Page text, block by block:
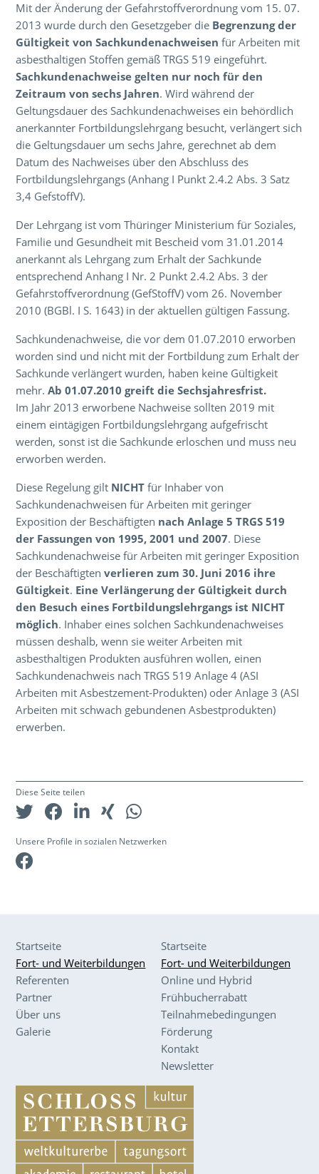
Mit der Änderung der Gefahrstoffverordnung vom 15. 07.
2013 wurde durch den Gesetzgeber die Begrenzung der
Gültigkeit von Sachkundenachweisen für Arbeiten mit
asbesthaltigen Stoffen gemäß TRGS 519 eingeführt.
Sachkundenachweise gelten nur noch für den
Zeitraum von sechs Jahren. Wird während der
Geltungsdauer des Sachkundenachweises ein behördlich
anerkannter Fortbildungslehrgang besucht, verlängert sich
die Geltungsdauer um sechs Jahre, gerechnet ab dem
Datum des Nachweises über den Abschluss des
Fortbildungslehrgangs (Anhang I Punkt 2.4.2 Abs. 3 Satz
3,4 GefstoffV).
Der Lehrgang ist vom Thüringer Ministerium für Soziales,
Familie und Gesundheit mit Bescheid vom 31.01.2014
anerkannt als Lehrgang zum Erhalt der Sachkunde
entsprechend Anhang I Nr. 2 Punkt 2.4.2 Abs. 3 der
Gefahrstoffverordnung (GefStoffV) vom 26. November
2010 (BGBl. I S. 1643) in der aktuellen gültigen Fassung.
Sachkundenachweise, die vor dem 01.07.2010 erworben
worden sind und nicht mit der Fortbildung zum Erhalt der
Sachkunde verlängert wurden, haben keine Gültigkeit
mehr.Ab 01.07.2010 greift die Sechsjahresfrist.
Im Jahr 2013 erworbene Nachweise sollten 2019 mit
einem eintägigen Fortbildungslehrgang aufgefrischt
werden, sonst ist die Sachkunde erloschen und muss neu
erworben werden.
Diese Regelung gilt NICHT für Inhaber von
Sachkundenachweisen für Arbeiten mit geringer
Exposition der Beschäftigten nach Anlage 5 TRGS 519
der Fassungen von 1995, 2001 und 2007. Diese
Sachkundenachweise für Arbeiten mit geringer Exposition
der Beschäftigten verlieren zum 30. Juni 2016 ihre
Gültigkeit. Eine Verlängerung der Gültigkeit durch
den Besuch eines Fortbildungslehrgangs ist NICHT
möglich. Inhaber eines solchen Sachkundenachweises
müssen deshalb, wenn sie weiter Arbeiten mit
asbesthaltigen Produkten ausführen wollen, einen
Sachkundenachweis nach TRGS 519 Anlage 4 (ASI
Arbeiten mit Asbestzement-Produkten) oder Anlage 3 (ASI
Arbeiten mit schwach gebundenen Asbestprodukten)
erwerben.
Diese Seite teilen
Unsere Profile in sozialen Netzwerken
Startseite
Fort- und Weiterbildungen
Referenten
Partner
Über uns
Galerie
Startseite
Fort- und Weiterbildungen
Online und Hybrid
Frühbucherrabatt
Teilnahmebedingungen
Förderung
Kontakt
Newsletter